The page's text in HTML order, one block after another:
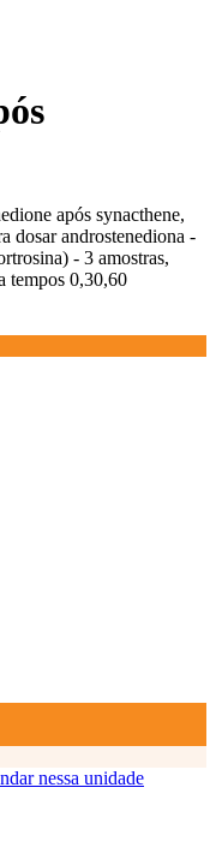
após synacthene,
dosar androstenediona -
- 3 amostras,
tempos 0,30,60
nessa unidade